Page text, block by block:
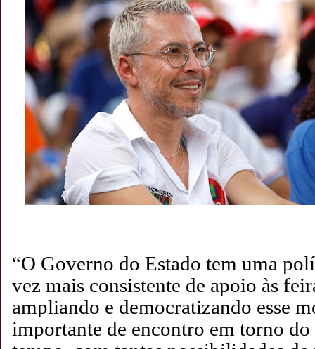
“O Governo do Estado tem uma
vez mais consistente de apoio às
ampliando e democratizando esse
importante de encontro em torno